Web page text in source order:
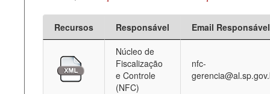
Recursos Responsável
Email Responsável
Núcleo de
Fiscalização
e Controle
(NFC)
nfc-